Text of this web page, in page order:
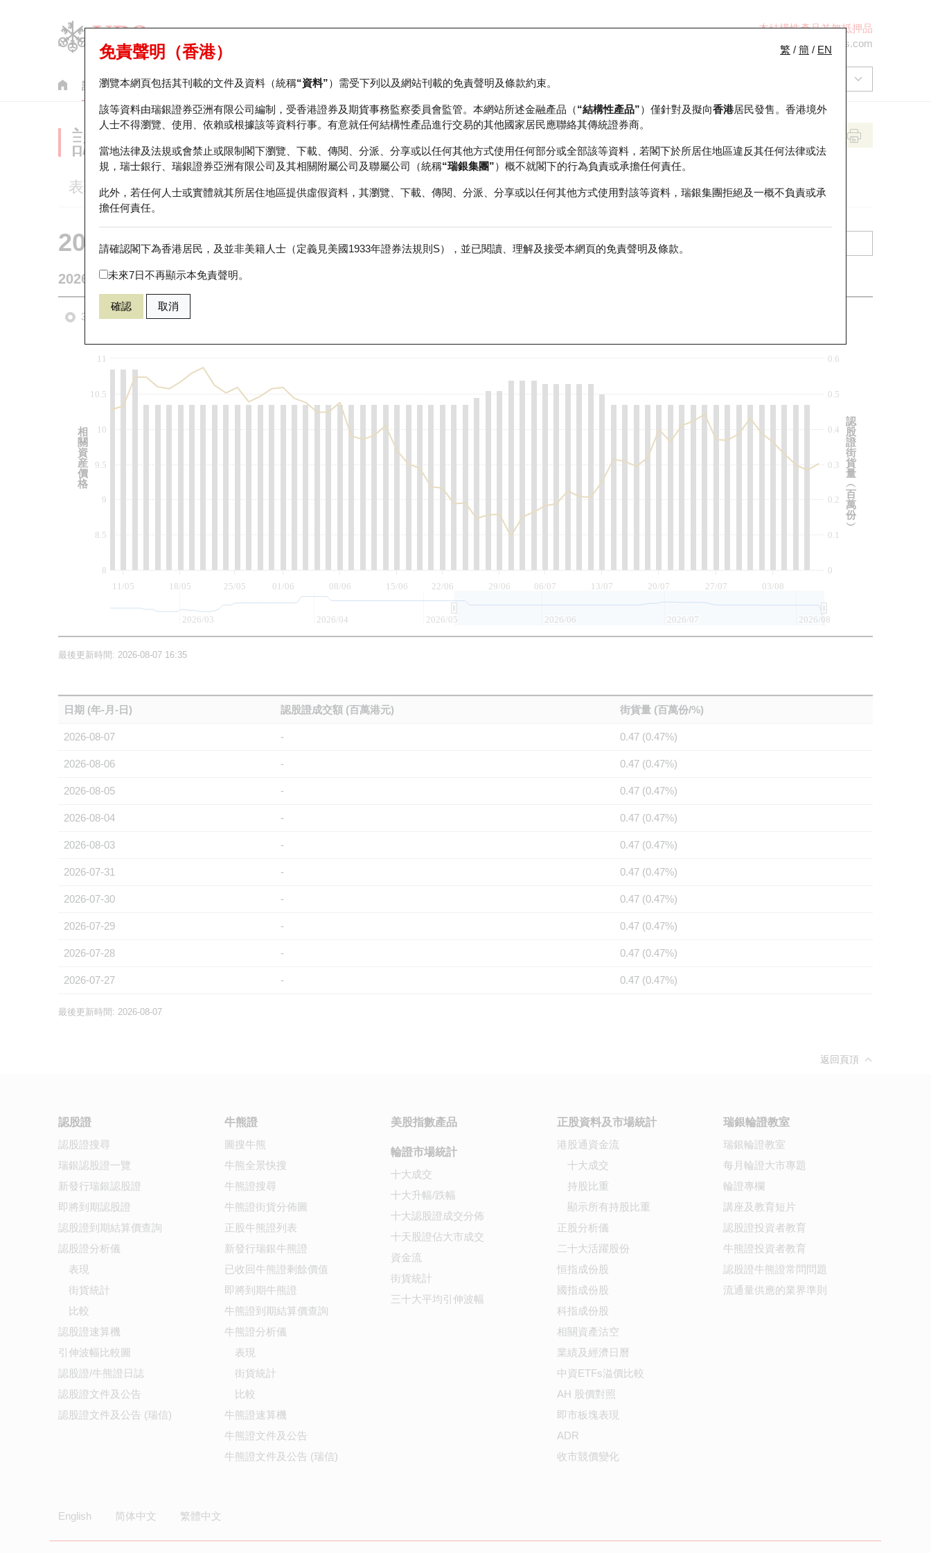
本結構性產品並無抵押品
ol-hkwarrants@ubs.com
認股證 牛熊證 美股指數產品 輪證市場統計 正股資料及市場統計 瑞銀輪證教室
繁 / 簡 / EN
免責聲明（香港）
瀏覽本網頁包括其刊載的文件及資料（統稱“資料”）需受下列以及網站刊載的免責聲明及條款約束。
該等資料由瑞銀證券亞洲有限公司編制，受香港證券及期貨事務監察委員會監管。本網站所述金融產品（“結構性產品”）僅針對及擬向香港居民發售。香港境外
人士不得瀏覽、使用、依賴或根據該等資料行事。有意就任何結構性產品進行交易的其他國家居民應聯絡其傳統證券商。
當地法律及法規或會禁止或限制閣下瀏覽、下載、傳閱、分派、分享或以任何其他方式使用任何部分或全部該等資料，若閣下於所居住地區違反其任何法律或法
規，瑞士銀行、瑞銀證券亞洲有限公司及其相關附屬公司及聯屬公司（統稱“瑞銀集團”）概不就閣下的行為負責或承擔任何責任。
此外，若任何人士或實體就其所居住地區提供虛假資料，其瀏覽、下載、傳閱、分派、分享或以任何其他方式使用對該等資料，瑞銀集團拒絕及一概不負責或承
擔任何責任。
請確認閣下為香港居民，及並非美籍人士（定義見美國1933年證券法規則S），並已閱讀、理解及接受本網頁的免責聲明及條款。
未來7日不再顯示本免責聲明。
確認 取消
認股證分析儀
表現 街貨統計 比較
20971 瑞銀認購 0857 中國石油股份
2026-08-07 相關資產價格 9.51
3個月 6個月
18/05 01/06 15/06 29/06 13/07 27/07
11/05 25/05 08/06 22/06 06/07 20/07 03/08
0
0.6
0.1
0.2
0.3
0.4
0.5
8
8.5
9
9.5
10
10.5
11
2026/03 2026/04 2026/05 2026/06 2026/07 2026/08
認
股
證
街
貨
量
︵
百
萬
份
︶
相
關
資
産
價
格
最後更新時間: 2026-08-07 16:35
日期 (年-月-日) 認股證成交額 (百萬港元) 街貨量 (百萬份/%)
2026-08-07 - 0.47 (0.47%)
2026-08-06 - 0.47 (0.47%)
2026-08-05 - 0.47 (0.47%)
2026-08-04 - 0.47 (0.47%)
2026-08-03 - 0.47 (0.47%)
2026-07-31 - 0.47 (0.47%)
2026-07-30 - 0.47 (0.47%)
2026-07-29 - 0.47 (0.47%)
2026-07-28 - 0.47 (0.47%)
2026-07-27 - 0.47 (0.47%)
最後更新時間: 2026-08-07
返回頁頂
認股證
認股證搜尋
瑞銀認股證一覽
新發行瑞銀認股證
即將到期認股證
認股證到期結算價查詢
認股證分析儀
表現
街貨統計
比較
認股證速算機
引伸波幅比較圖
認股證/牛熊證日誌
認股證文件及公告
認股證文件及公告 (瑞信)
牛熊證
圖搜牛熊
牛熊全景快搜
牛熊證搜尋
牛熊證街貨分佈圖
正股牛熊證列表
新發行瑞銀牛熊證
已收回牛熊證剩餘價值
即將到期牛熊證
牛熊證到期結算價查詢
牛熊證分析儀
表現
街貨統計
比較
牛熊證速算機
牛熊證文件及公告
牛熊證文件及公告 (瑞信)
美股指數產品
輪證市場統計
十大成交
十大升幅/跌幅
十大認股證成交分佈
十天股證佔大市成交
資金流
街貨統計
三十大平均引伸波幅
正股資料及市場統計
港股通資金流
十大成交
持股比重
顯示所有持股比重
正股分析儀
二十大活躍股份
恒指成份股
國指成份股
科指成份股
相關資產沽空
業績及經濟日曆
中資ETFs溢價比較
AH 股價對照
即市板塊表現
ADR
收市競價變化
瑞銀輪證教室
瑞銀輪證教室
每月輪證大市專題
輪證專欄
講座及教育短片
認股證投資者教育
牛熊證投資者教育
認股證牛熊證常問問題
流通量供應的業界準則
English 简体中文 繁體中文